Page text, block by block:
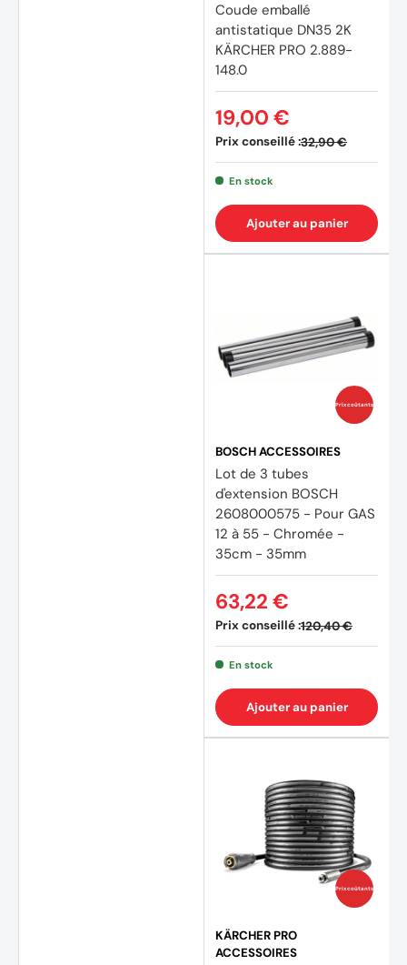
Coude emballé
antistatique DN35 2K
KÄRCHER PRO 2.889-
148.0
Prix conseillé :32,90 €
19,00 €
En stock
Ajouter au panier
Prix coûtants
BOSCH ACCESSOIRES
Lot de 3 tubes
d'extension BOSCH
2608000575 - Pour GAS
12 à 55 - Chromée -
35cm - 35mm
Prix conseillé :120,40 €
63,22 €
En stock
Ajouter au panier
Prix coûtants
KÄRCHER PRO
ACCESSOIRES